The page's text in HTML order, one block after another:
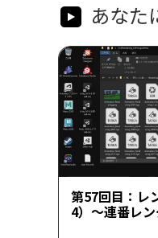
あなた
第57回目：レ
4）～連番レ